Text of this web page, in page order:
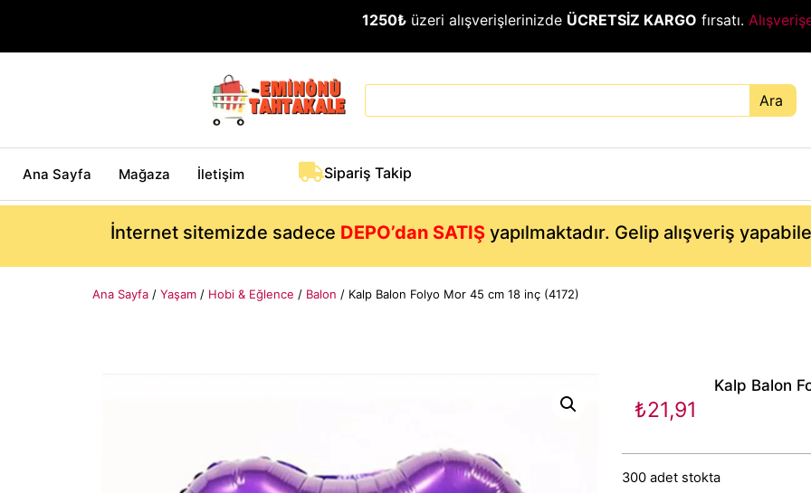
1250₺ üzeri alışverişlerinizde ÜCRETSİZ KARGO fırsatı.
Ara
Ana Sayfa Mağaza İletişim Sipariş Takip
İnternet sitemizde sadece DEPO’dan SATIŞyapılmaktadır. Gelip alışveriş
Ana Sayfa / Yaşam / Hobi & Eğlence / Balon / Kalp Balon Folyo Mor 45 cm 18 inç (4172)
Kalp Balon
₺21,91
300 adet stokta